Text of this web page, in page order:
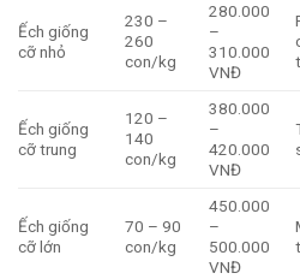
Ếch giống
cỡ nhỏ
230 –
260
con/kg
280.000
–
310.000
VNĐ
Ếch giống
cỡ trung
120 –
140
con/kg
380.000
–
420.000
VNĐ
Ếch giống
cỡ lớn
70 – 90
con/kg
450.000
–
500.000
VNĐ